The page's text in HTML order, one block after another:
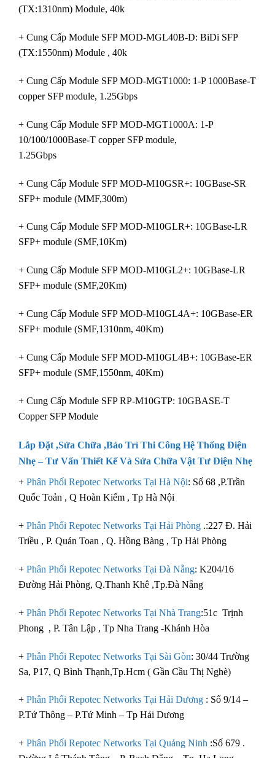
(TX:1310nm) Module, 40k
+ Cung Cấp Module SFP MOD-MGL40B-D: BiDi SFP
(TX:1550nm) Module , 40k
+ Cung Cấp Module SFP MOD-MGT1000: 1-P 1000Base-T
copper SFP module, 1.25Gbps
+ Cung Cấp Module SFP MOD-MGT1000A: 1-P
10/100/1000Base-T copper SFP module,
1.25Gbps
+ Cung Cấp Module SFP MOD-M10GSR+: 10GBase-SR
SFP+ module (MMF,300m)
+ Cung Cấp Module SFP MOD-M10GLR+: 10GBase-LR
SFP+ module (SMF,10Km)
+ Cung Cấp Module SFP MOD-M10GL2+: 10GBase-LR
SFP+ module (SMF,20Km)
+ Cung Cấp Module SFP MOD-M10GL4A+: 10GBase-ER
SFP+ module (SMF,1310nm, 40Km)
+ Cung Cấp Module SFP MOD-M10GL4B+: 10GBase-ER
SFP+ module (SMF,1550nm, 40Km)
+ Cung Cấp Module SFP RP-M10GTP: 10GBASE-T
Copper SFP Module
Lắp Đặt ,Sửa Chữa ,Bảo Trì Thi Công Hệ Thống Điện
Nhẹ – Tư Vấn Thiết Kế Và Sửa Chữa Vật Tư Điện Nhẹ
+ Phân Phối Repotec Networks Tại Hà Nội: Số 68 ,P.Trần
Quốc Toản , Q Hoàn Kiếm , Tp Hà Nội
+ Phân Phối Repotec Networks Tại Hải Phòng .:227 Đ. Hải
Triều , P. Quán Toan , Q. Hồng Bàng , Tp Hải Phòng
+ Phân Phối Repotec Networks Tại Đà Nẵng: K204/16
Đường Hải Phòng, Q.Thanh Khê ,Tp.Đà Nẵng
+ Phân Phối Repotec Networks Tại Nhà Trang:51c Trịnh
Phong , P. Tân Lập , Tp Nha Trang -Khánh Hòa
+ Phân Phối Repotec Networks Tại Sài Gòn: 30/44 Trường
Sa, P17, Q Bình Thạnh,Tp.Hcm ( Gần Cầu Thị Nghè)
+ Phân Phối Repotec Networks Tại Hải Dương : Số 9/14 –
P.Tứ Thông – P.Tứ Minh – Tp Hải Dương
+ Phân Phối Repotec Networks Tại Quảng Ninh :Số 679 .